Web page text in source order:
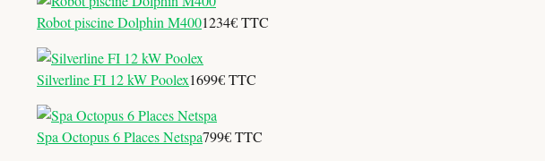
Robot piscine Dolphin M4001234€ TTC
Silverline FI 12 kW Poolex1699€ TTC
Spa Octopus 6 Places Netspa799€ TTC